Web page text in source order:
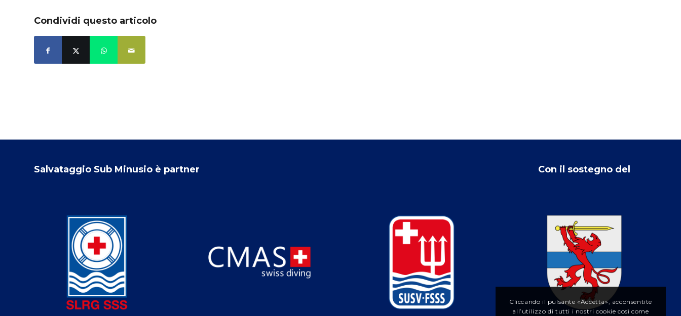
Condividi questo articolo
Salvataggio Sub Minusio è partner Con il sostegno del
Cliccando il pulsante «Accetta», acconsentite
all’utilizzo di tutti i nostri cookie così come